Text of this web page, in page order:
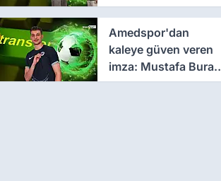
Cissé ile 3 yıllık
sözleşme
Amedspor'dan
kaleye güven veren
imza: Mustafa Burak
Bozan resmen